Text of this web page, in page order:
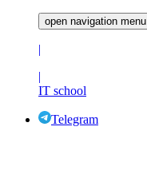
open navigation menu
|
|
IT school
Telegram